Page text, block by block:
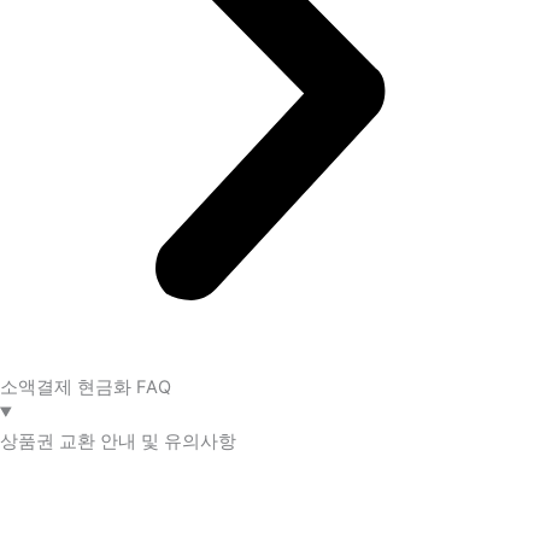
소액결제 현금화 FAQ​
상품권 교환 안내 및 유의사항